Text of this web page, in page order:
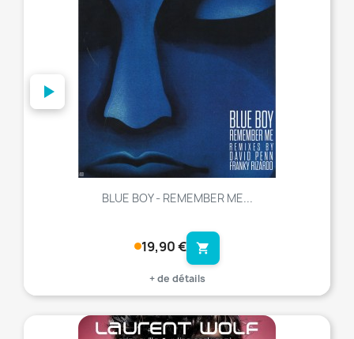
BLUE BOY - REMEMBER ME...
19,90 € shopping_cart
+ de détails